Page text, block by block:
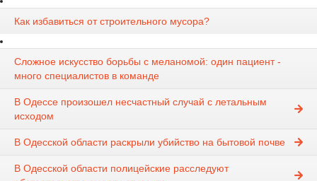
Как избавиться от строительного мусора?
Сложное искусство борьбы с меланомой: один пациент -
много специалистов в команде
В Одессе произошел несчастный случай с летальным
исходом
В Одесской области раскрыли убийство на бытовой почве
В Одесской области полицейские расследуют